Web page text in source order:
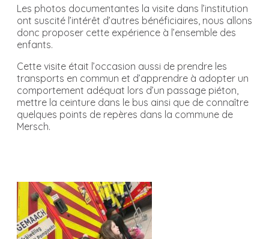
Les photos documentantes la visite dans l’institution
ont suscité l’intérêt d’autres bénéficiaires, nous allons
donc proposer cette expérience à l’ensemble des
enfants.
Cette visite était l’occasion aussi de prendre les
transports en commun et d’apprendre à adopter un
comportement adéquat lors d’un passage piéton,
mettre la ceinture dans le bus ainsi que de connaître
quelques points de repères dans la commune de
Mersch.